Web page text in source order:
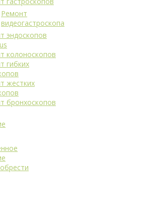
Ремонт
видеогастроскопа
эндоскопов
колоноскопов
гибких
жестких
бронхоскопов